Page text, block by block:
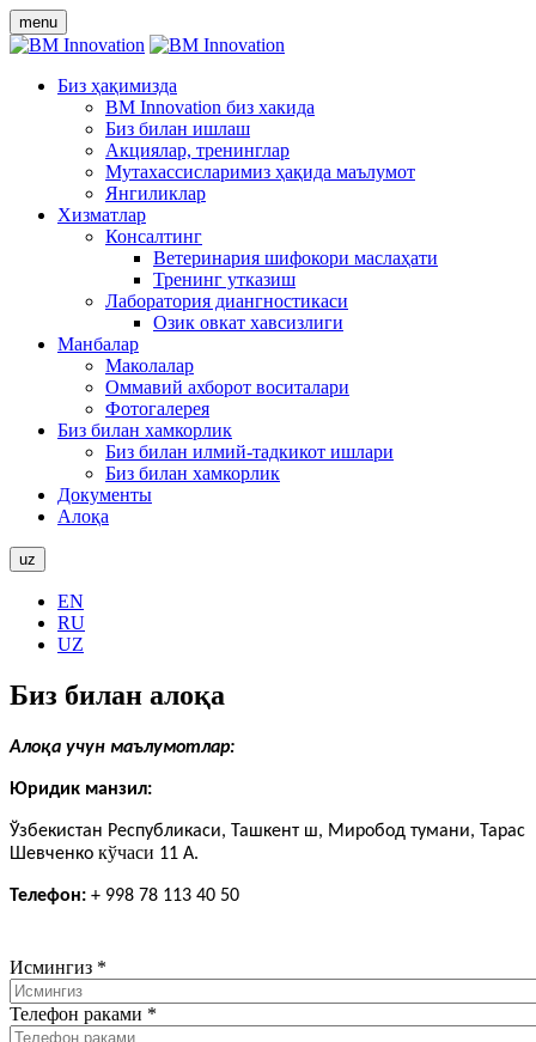
menu
Биз ҳақимизда
BM Innovation биз хакида
Биз билан ишлаш
Акциялар, тренинглар
Мутахассисларимиз ҳақида маълумот
Янгиликлар
Хизматлар
Консалтинг
Ветеринария шифокори маслаҳати
Тренинг утказиш
Лаборатория диангностикаси
Озик овкат хавсизлиги
Манбалар
Маколалар
Оммавий ахборот воситалари
Фотогалерея
Биз билан хамкорлик
Биз билан илмий-тадкикот ишлари
Биз билан хамкорлик
Документы
Алоқа
uz
EN
RU
UZ
Биз билан алоқа
Алоқа учун маълумотлар:
Юридик манзил:
Ўзбекистан Республикаси, Ташкент ш, Миробод тумани, Тарас
Шевченко кўчаси 11 А.
Телефон: + 998 78 113 40 50
Исмингиз *
Телефон раками *